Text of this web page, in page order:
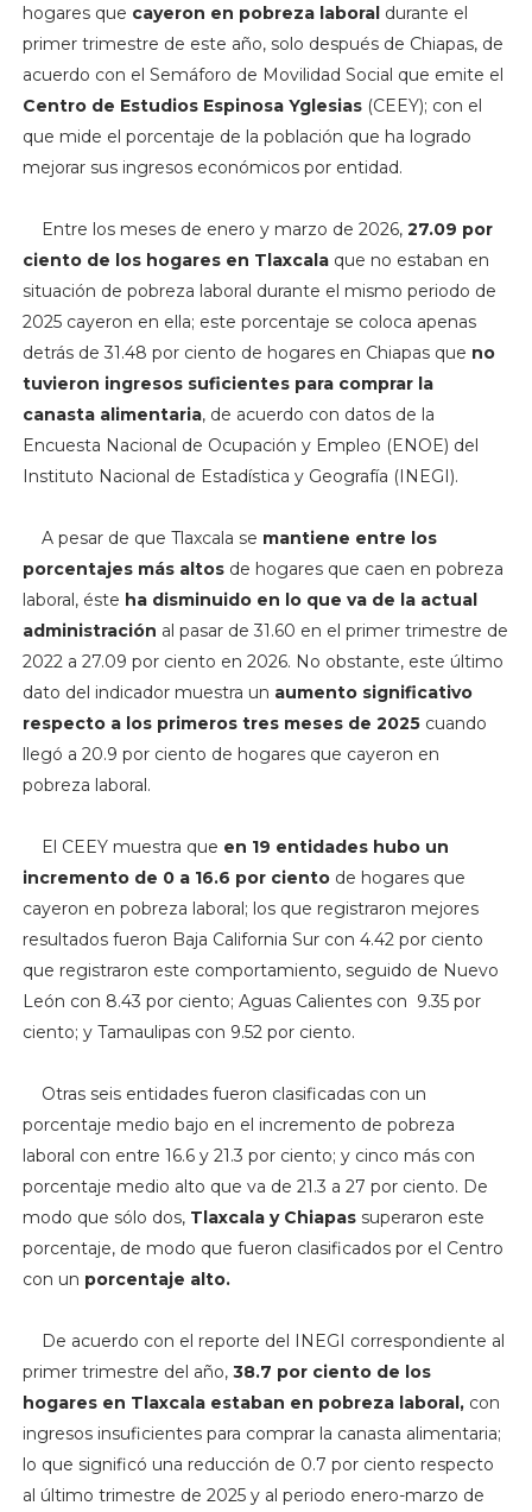
hogares que cayeron en pobreza laboral durante el
primer trimestre de este año, solo después de Chiapas, de
acuerdo con el Semáforo de Movilidad Social que emite el
Centro de Estudios Espinosa Yglesias(CEEY); con el
que mide el porcentaje de la población que ha logrado
mejorar sus ingresos económicos por entidad.
Entre los meses de enero y marzo de 2026,27.09 por
ciento de los hogares en Tlaxcala que no estaban en
situación de pobreza laboral durante el mismo periodo de
2025 cayeron en ella; este porcentaje se coloca apenas
detrás de 31.48 por ciento de hogares en Chiapas que no
tuvieron ingresos suficientes para comprar la
canasta alimentaria, de acuerdo con datos de la
Encuesta Nacional de Ocupación y Empleo (ENOE) del
Instituto Nacional de Estadística y Geografía (INEGI).
A pesar de que Tlaxcala se mantiene entre los
porcentajes más altos de hogares que caen en pobreza
laboral, éste ha disminuido en lo que va de la actual
administración al pasar de 31.60 en el primer trimestre de
2022 a 27.09 por ciento en 2026. No obstante, este último
dato del indicador muestra un aumento significativo
respecto a los primeros tres meses de 2025 cuando
llegó a 20.9 por ciento de hogares que cayeron en
pobreza laboral.
El CEEY muestra que en 19 entidades hubo un
incremento de 0 a 16.6 por cientode hogares que
cayeron en pobreza laboral; los que registraron mejores
resultados fueron Baja California Sur con 4.42 por ciento
que registraron este comportamiento, seguido de Nuevo
León con 8.43 por ciento; Aguas Calientes con 9.35 por
ciento; y Tamaulipas con 9.52 por ciento.
Otras seis entidades fueron clasificadas con un
porcentaje medio bajo en el incremento de pobreza
laboral con entre 16.6 y 21.3 por ciento; y cinco más con
porcentaje medio alto que va de 21.3 a 27 por ciento. De
modo que sólo dos,Tlaxcala y Chiapassuperaron este
porcentaje, de modo que fueron clasificados por el Centro
con un porcentaje alto.
De acuerdo con el reporte del INEGI correspondiente al
primer trimestre del año, 38.7 por ciento de los
hogares en Tlaxcala estaban en pobreza laboral,con
ingresos insuficientes para comprar la canasta alimentaria;
lo que significó una reducción de 0.7 por ciento respecto
al último trimestre de 2025 y al periodo enero-marzo de